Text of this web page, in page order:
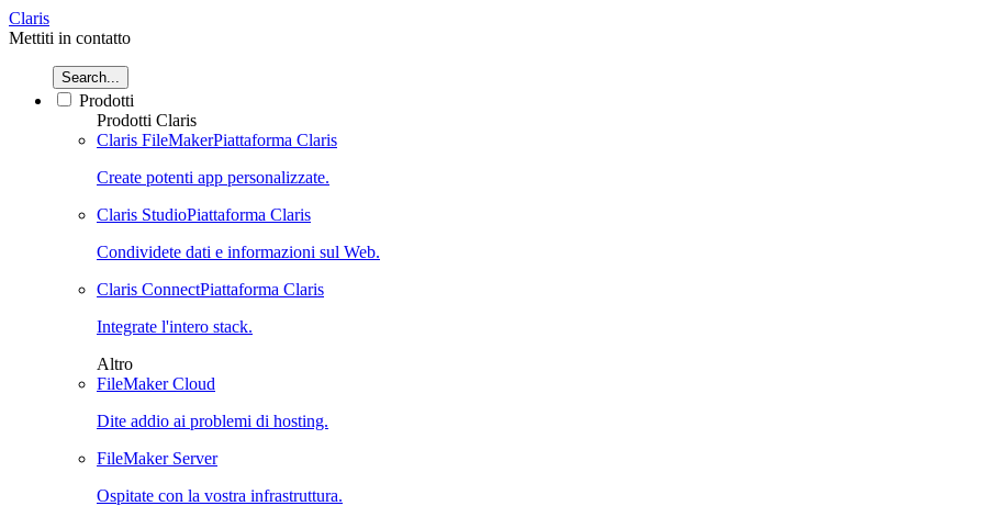
Claris
Mettiti in contatto
Search...
Prodotti
Prodotti Claris
Claris FileMakerPiattaforma Claris
Create potenti app personalizzate.
Claris StudioPiattaforma Claris
Condividete dati e informazioni sul Web.
Claris ConnectPiattaforma Claris
Integrate l'intero stack.
Altro
FileMaker Cloud
Dite addio ai problemi di hosting.
FileMaker Server
Ospitate con la vostra infrastruttura.